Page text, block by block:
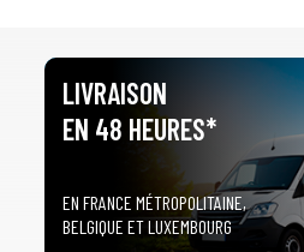
LIVRAISON
EN 48 HEURES*
EN FRANCE MÉTROPOLITAINE,
BELGIQUE ET LUXEMBOURG